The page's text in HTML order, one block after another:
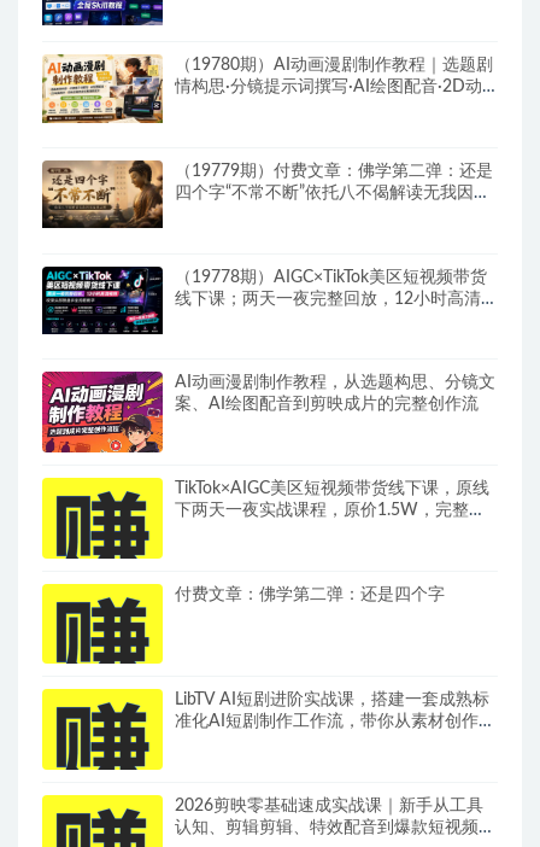
（19780期）AI动画漫剧制作教程｜选题剧
情构思·分镜提示词撰写·AI绘图配音·2D动
（19779期）付费文章：佛学第二弹：还是
四个字“不常不断”依托八不偈解读无我因果
（19778期）AIGC×TikTok美区短视频带货
线下课；两天一夜完整回放，12小时高清视
AI动画漫剧制作教程，从选题构思、分镜文
案、AI绘图配音到剪映成片的完整创作流
TikTok×AIGC美区短视频带货线下课，原线
下两天一夜实战课程，原价1.5W，完整收
付费文章：佛学第二弹：还是四个字
LibTV AI短剧进阶实战课，搭建一套成熟标
准化AI短剧制作工作流，带你从素材创作走
2026剪映零基础速成实战课｜新手从工具
认知、剪辑剪辑、特效配音到爆款短视频完